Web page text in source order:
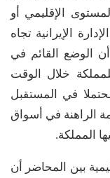
الإقليمي أو
الإيرانية تجاه
الوضع القائم في
خلال الوقت
في المستقبل
الراهنة في أسواق
المملكة.
بين المحاضر أن